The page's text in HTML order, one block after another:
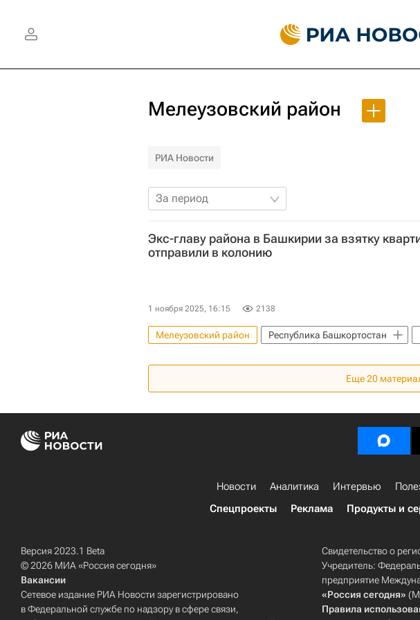
Мелеузовский район
РИА Новости
За период
Экс-главу района в Башкирии за взятку
отправили в колонию
1 ноября 2025, 16:15 2138
Мелеузовский район Республика Башкортостан
Еще20
Новости Аналитика Интервью
Спецпроекты
Реклама Продукты и
Версия 2023.1 Beta
© 2026 МИА «Россия сегодня»
Вакансии
Сетевое издание РИА Новости зарегистрировано
в Федеральной службе по надзору в сфере связи,
Свидетельство о
Учредитель:
предприятие
«Россия сегодня»
Правила